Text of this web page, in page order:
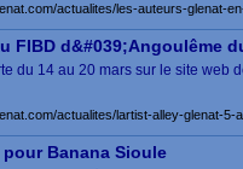
actualites/les-auteurs-glenat-
FIBD d&#039;Angoulême
du 14 au 20 mars sur le site
actualites/lartist-alley-glenat-
Banana Sioule